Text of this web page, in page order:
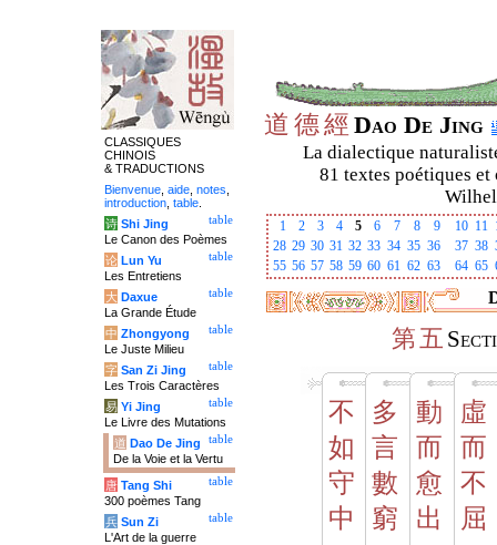
道 德經 Dao De Jing
La dialectique
81 textes poétiques
1 2 3 4 5 6 7 8 9 10 11
28 29 30 31 32 33 34 35 36 37 38
55 56 57 58 59 60 61 62 63 64 65
第五
不
如
守
中
多
言
數
窮
動
而
愈
出
虛
而
不
屈
CLASSIQUES
CHINOIS
& TRADUCTIONS
Bienvenue aide notes
introduction table
table
诗 Shi Jing
Le Canon des Poèmes
table
论 Lun Yu
Les Entretiens
table
大 Daxue
La Grande Étude
table
中 Zhongyong
Le Juste Milieu
table
字 San Zi Jing
Les Trois Caractères
table
易 Yi Jing
Le Livre des Mutations
table
道 Dao De Jing
De la Voie et la Vertu
table
唐 Tang Shi
300 poèmes Tang
table
兵 Sun Zi
L'Art de la guerre